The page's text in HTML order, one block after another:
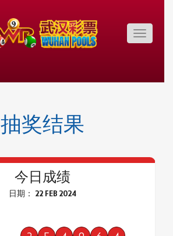
Toggle
抽奖结果
今日成绩
日期： 22 FEB 2024